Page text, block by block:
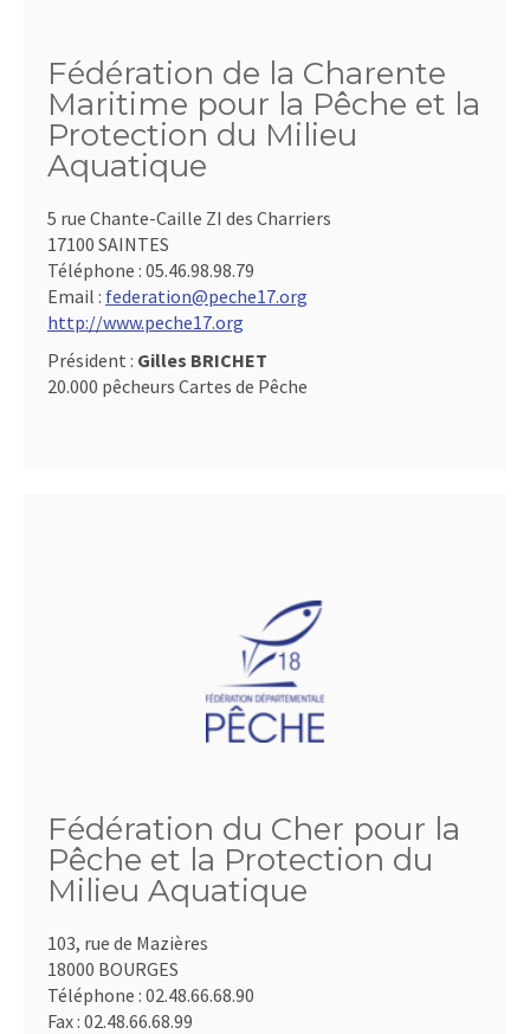
Fédération de la Charente
Maritime pour la Pêche et la
Protection du Milieu
Aquatique
5 rue Chante-Caille ZI des Charriers
17100 SAINTES
Téléphone : 05.46.98.98.79
Email : federation@peche17.org
http://www.peche17.org
Président : Gilles BRICHET
20.000 pêcheurs Cartes de Pêche
Fédération du Cher pour la
Pêche et la Protection du
Milieu Aquatique
103, rue de Mazières
18000 BOURGES
Téléphone : 02.48.66.68.90
Fax : 02.48.66.68.99